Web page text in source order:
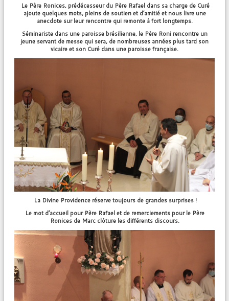
Le Père Ronices, prédécesseur du Père Rafael dans sa charge de Curé
ajoute quelques mots, pleins de soutien et d’amitié et nous livre une
anecdote sur leur rencontre qui remonte à fort longtemps.
Séminariste dans une paroisse brésilienne, le Père Roni rencontre un
jeune servant de messe qui sera, de nombreuses années plus tard son
vicaire et son Curé dans une paroisse française.
La Divine Providence réserve toujours de grandes surprises !
Le mot d’accueil pour Père Rafael et de remerciements pour le Père
Ronices de Marc clôture les différents discours.